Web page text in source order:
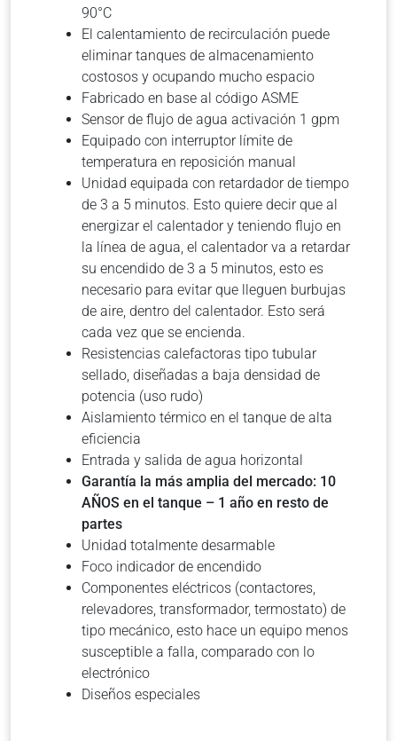
90°C
El calentamiento de recirculación puede
eliminar tanques de almacenamiento
costosos y ocupando mucho espacio
Fabricado en base al código ASME
Sensor de flujo de agua activación 1 gpm
Equipado con interruptor límite de
temperatura en reposición manual
Unidad equipada con retardador de tiempo
de 3 a 5 minutos. Esto quiere decir que al
energizar el calentador y teniendo flujo en
la línea de agua, el calentador va a retardar
su encendido de 3 a 5 minutos, esto es
necesario para evitar que lleguen burbujas
de aire, dentro del calentador. Esto será
cada vez que se encienda.
Resistencias calefactoras tipo tubular
sellado, diseñadas a baja densidad de
potencia (uso rudo)
Aislamiento térmico en el tanque de alta
eficiencia
Entrada y salida de agua horizontal
Garantía la más amplia del mercado: 10
AÑOS en el tanque – 1 año en resto de
partes
Unidad totalmente desarmable
Foco indicador de encendido
Componentes eléctricos (contactores,
relevadores, transformador, termostato) de
tipo mecánico, esto hace un equipo menos
susceptible a falla, comparado con lo
electrónico
Diseños especiales